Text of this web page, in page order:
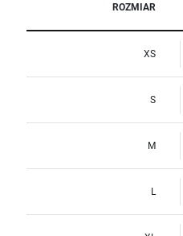
ROZMIAR
XS
S
M
L